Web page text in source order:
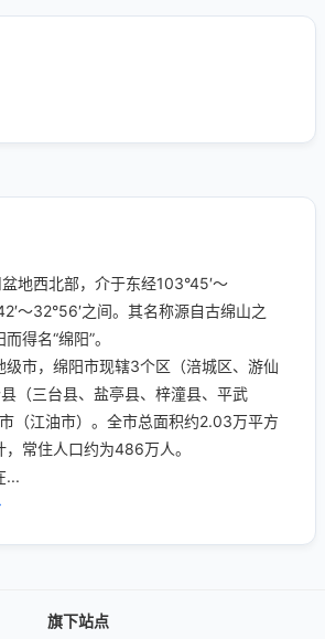
西北部，介于东经103°45′～
～32°56′之间。其名称源自古绵山之
得名“绵阳”。
级市，绵阳市现辖3个区（涪城区、游仙
（三台县、盐亭县、梓潼县、平武
（江油市）。全市总面积约2.03万平方
常住人口约为486万人。
...
旗下站点